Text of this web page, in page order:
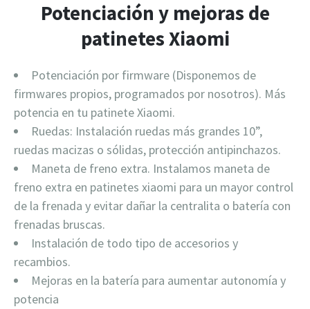
Potenciación y mejoras de
patinetes Xiaomi
Potenciación por firmware (Disponemos de
firmwares propios, programados por nosotros). Más
potencia en tu patinete Xiaomi.
Ruedas: Instalación ruedas más grandes 10”,
ruedas macizas o sólidas, protección antipinchazos.
Maneta de freno extra. Instalamos maneta de
freno extra en patinetes xiaomi para un mayor control
de la frenada y evitar dañar la centralita o batería con
frenadas bruscas.
Instalación de todo tipo de accesorios y
recambios.
Mejoras en la batería para aumentar autonomía y
potencia